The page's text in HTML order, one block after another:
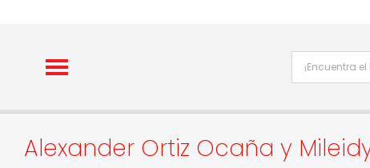
Alexander Ortiz Ocaña y